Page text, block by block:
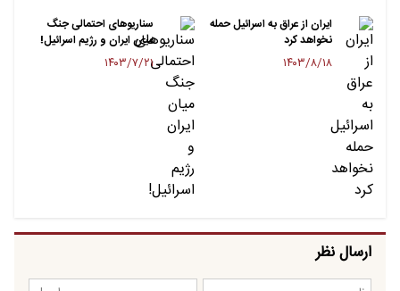
ایران از عراق به اسرائیل حمله
نخواهد کرد
۱۴۰۳/۸/۱۸
سناریوهای احتمالی جنگ
میان ایران و رژیم اسرائیل!
۱۴۰۳/۷/۲۱
ارسال نظر